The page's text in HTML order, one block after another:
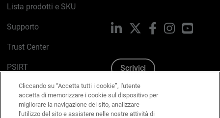
Lista prodotti e SKU
Supporto
Trust Center
PSIRT
Politica sui cookie
Informativa sulla privacy
LinkedIn FacebookInstagram
Scrivici
Cliccando su “Accetta tutti i cookie”, l'utente
accetta di memorizzare i cookie sul dispositivo per
migliorare la navigazione del sito, analizzare
l'utilizzo del sito e assistere nelle nostre attività di